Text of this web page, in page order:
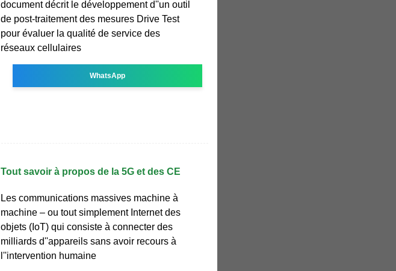
document décrit le développement d''un outil
de post-traitement des mesures Drive Test
pour évaluer la qualité de service des
réseaux cellulaires
WhatsApp
Tout savoir à propos de la 5G et des CE
Les communications massives machine à
machine – ou tout simplement Internet des
objets (IoT) qui consiste à connecter des
milliards d''appareils sans avoir recours à
l''intervention humaine